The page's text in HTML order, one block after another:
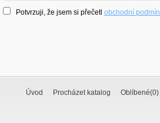
Potvrzuji, že jsem si přečetl obchodní
Úvod Procházet katalog Oblíbené(0)